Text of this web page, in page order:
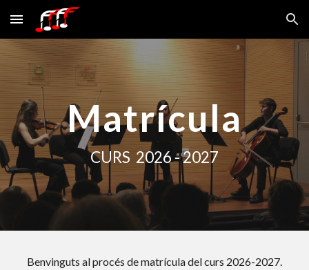
Skip to main content Skip to navigation
Matrícula
CURS 2026 - 2027
Benvinguts al procés de matrícula del curs 2026-2027.